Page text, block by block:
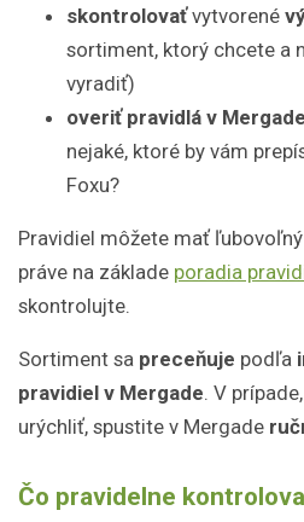
skontrolovaťvytvorené
sortiment, ktorý chcete a
vyradiť)
overiť pravidlá v Mergade
nejaké, ktoré by vám
Foxu?
Pravidiel môžete mať
práve na základe poradia
skontrolujte.
Sortiment sa preceňuje podľa
pravidiel v Mergade. V
urýchliť, spustite v Mergade
Čo pravidelne